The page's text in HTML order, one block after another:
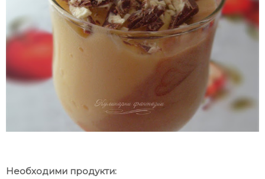
Необходими продукти: